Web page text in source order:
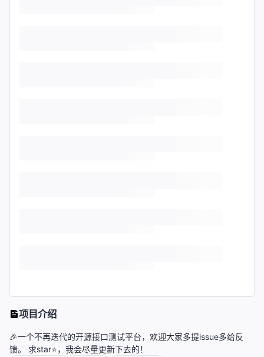
项目介绍
🎉一个不再迭代的开源接口测试平台，欢迎大家多提issue多给反
馈。 求star⭐，我会尽量更新下去的！